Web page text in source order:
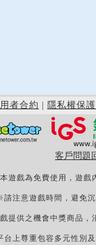
者合約 | 隱私權保護
客戶問題
遊戲為免費使用，遊戲
請注意遊戲時間，避免
提供之機會中獎商品，
上尊重包容多元性別